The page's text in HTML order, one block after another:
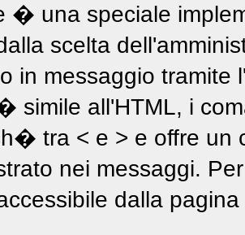
� una speciale
scelta
in messaggio tramite
simile all'HTML, i
tra < e > e offre un
nei messaggi.
dalla